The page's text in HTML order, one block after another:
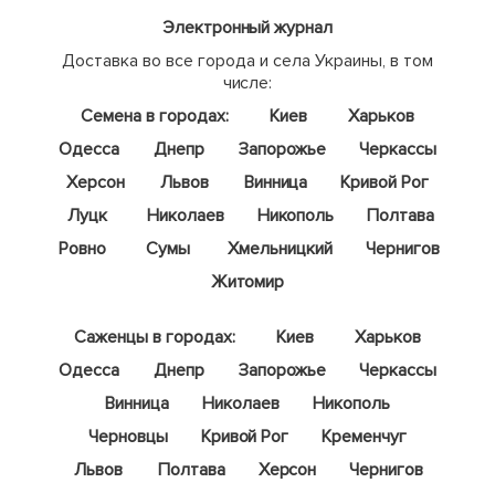
Электронный журнал
Доставка во все города и села Украины, в том
числе:
Семена в городах:
Киев
Харьков
Одесса
Днепр Запорожье
Черкассы
Херсон
Львов Винница
Кривой Рог
Луцк
Николаев Никополь
Полтава
Ровно
Сумы Хмельницкий
Чернигов
Житомир
Саженцы в городах: Киев
Харьков
Одесса
Днепр Запорожье
Черкассы
Винница
Николаев
Никополь
Черновцы
Кривой Рог
Кременчуг
Львов
Полтава Херсон
Чернигов